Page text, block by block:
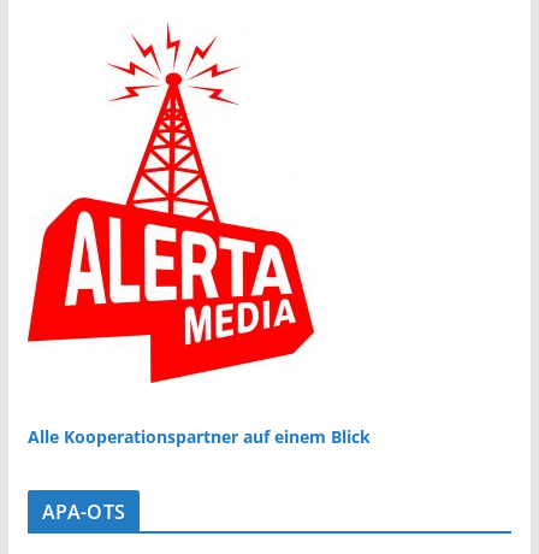
Alle Kooperationspartner auf einem Blick
APA-OTS